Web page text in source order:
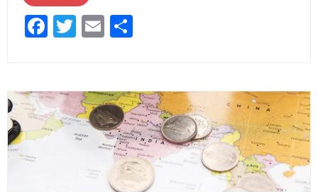
F
b
o
o
T
er
E
l p
ar
ti
r